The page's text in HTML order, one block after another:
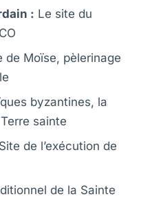
: Le site du
de Moïse, pèlerinage
byzantines, la
sainte
Site de l’exécution de
de la Sainte